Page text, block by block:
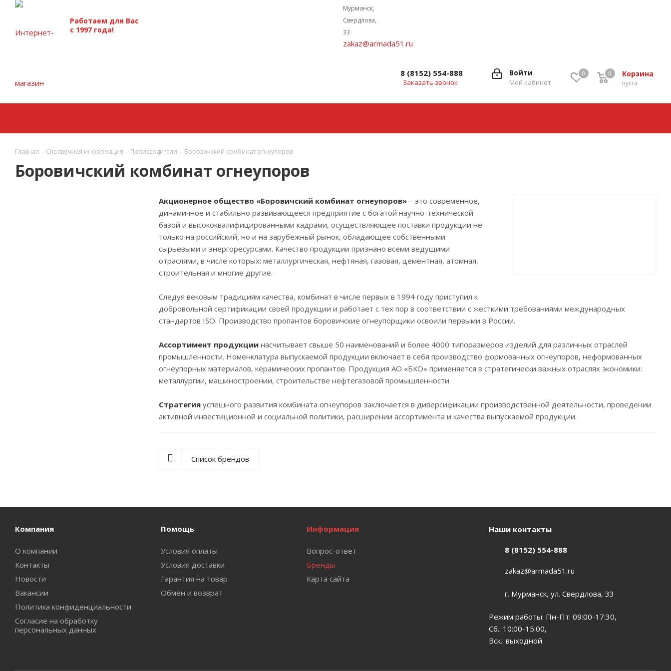
Работаем для Вас
с 1997 года!
Мурманск,
Свердлова,
33
zakaz@armada51.ru
0 Корзина
0
пуста
0
Войти
Мой кабинет
8 (8152) 554-888
Заказать звонок
Главная - Справочная информация - Производители - Боровичский комбинат огнеупоров
Боровичский комбинат огнеупоров
Акционерное общество «Боровичский комбинат огнеупоров» – это современное,
динамичное и стабильно развивающееся предприятие с богатой научно-технической
базой и высококвалифицированными кадрами, осуществляющее поставки продукции не
только на российский, но и на зарубежный рынок, обладающее собственными
сырьевыми и энергоресурсами. Качество продукции признано всеми ведущими
отраслями, в числе которых: металлургическая, нефтяная, газовая, цементная, атомная,
строительная и многие другие.
Следуя вековым традициям качества, комбинат в числе первых в 1994 году приступил к
добровольной сертификации своей продукции и работает с тех пор в соответствии с жесткими требованиями международных
стандартов ISO. Производство пропантов боровичские огнеупорщики освоили первыми в России.
Ассортимент продукции насчитывает свыше 50 наименований и более 4000 типоразмеров изделий для различных отраслей
промышленности. Номенклатура выпускаемой продукции включает в себя производство формованных огнеупоров, неформованных
огнеупорных материалов, керамических пропантов. Продукция АО «БКО» применяется в стратегически важных отраслях экономики:
металлургии, машиностроении, строительстве нефтегазовой промышленности.
Стратегия успешного развития комбината огнеупоров заключается в диверсификации производственной деятельности, проведении
активной инвестиционной и социальной политики, расширении ассортимента и качества выпускаемой продукции.
Список брендов
Компания
О компании
Контакты
Новости
Вакансии
Политика конфиденциальности
Согласие на обработку
персональных данных
Помощь
Условия оплаты
Условия доставки
Гарантия на товар
Обмен и возврат
Информация
Вопрос-ответ
Бренды
Карта сайта
Наши контакты
8 (8152) 554-888
zakaz@armada51.ru
г. Мурманск, ул. Свердлова, 33
Режим работы: Пн-Пт: 09:00-17:30,
Сб.: 10:00-15:00,
Вск.: выходной